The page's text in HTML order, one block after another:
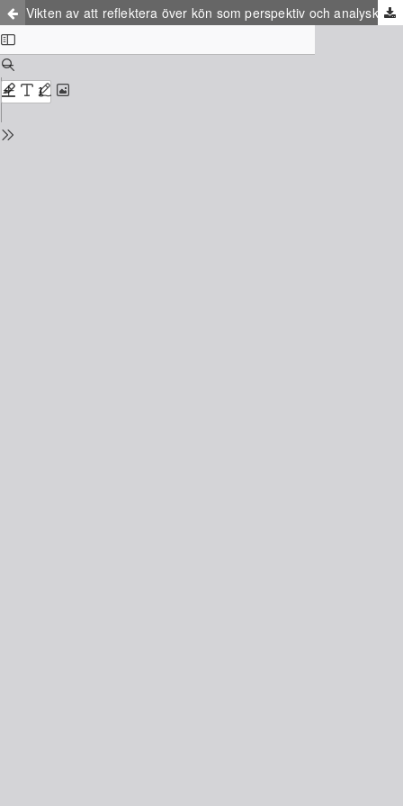
Vikten av att reflektera över kön som perspektiv och analyskategori